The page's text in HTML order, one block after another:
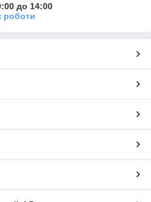
до 14:00
роботи